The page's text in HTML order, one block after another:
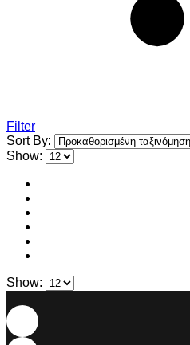
Filter
Sort By:
Show:
Show: